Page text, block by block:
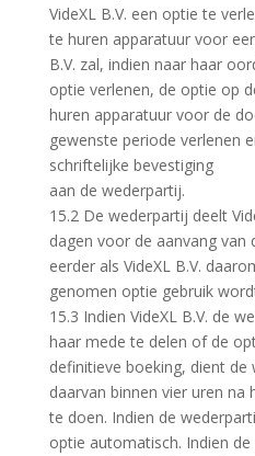
VideXL B.V. een optie te
te huren apparatuur voor
B.V. zal, indien naar haar
optie verlenen, de optie op
huren apparatuur voor de
gewenste periode verlenen
schriftelijke bevestiging
aan de wederpartij.
15.2 De wederpartij deelt
dagen voor de aanvang
eerder als VideXL B.V.
genomen optie gebruik
15.3 Indien VideXL B.V. de
haar mede te delen of de
definitieve boeking, dient de
daarvan binnen vier uren na
te doen. Indien de
optie automatisch. Indien